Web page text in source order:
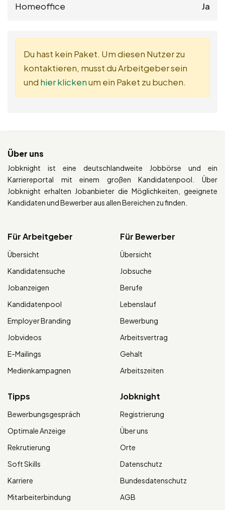
Homeoffice Ja
Du hast kein Paket. Um diesen Nutzer zu
kontaktieren, musst du Arbeitgeber sein
und hier klickenum ein Paket zu buchen.
Über uns
Jobknight ist eine deutschlandweite Jobbörse und ein
Karriereportal mit einem großen Kandidatenpool. Über
Jobknight erhalten Jobanbieter die Möglichkeiten, geeignete
Kandidaten und Bewerber aus allen Bereichen zu finden.
Für Arbeitgeber
Übersicht
Kandidatensuche
Jobanzeigen
Kandidatenpool
Employer Branding
Jobvideos
E-Mailings
Medienkampagnen
Für Bewerber
Übersicht
Jobsuche
Berufe
Lebenslauf
Bewerbung
Arbeitsvertrag
Gehalt
Arbeitszeiten
Tipps
Bewerbungsgespräch
Optimale Anzeige
Rekrutierung
Soft Skills
Karriere
Mitarbeiterbindung
Jobknight
Registrierung
Über uns
Orte
Datenschutz
Bundesdatenschutz
AGB